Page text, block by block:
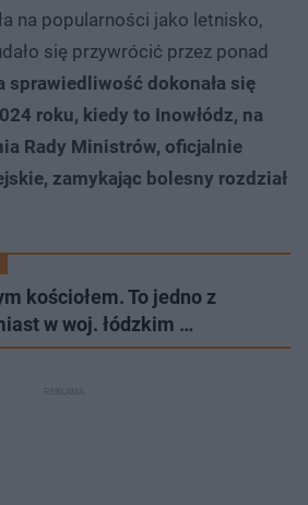
na popularności jako letnisko,
się przywrócić przez ponad
sprawiedliwość dokonała się
roku, kiedy to Inowłódz, na
Rady Ministrów, oficjalnie
zamykając bolesny rozdział
kościołem. To jedno z
w woj. łódzkim …